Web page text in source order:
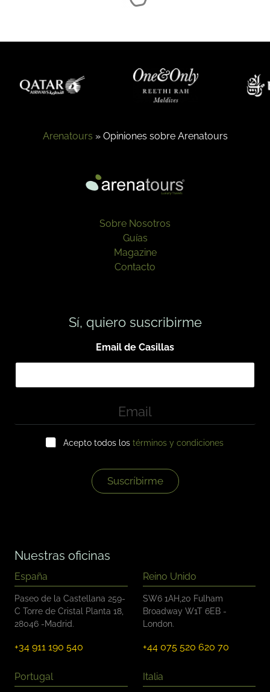
Arenatours » Opiniones sobre Arenatours
Sobre Nosotros
Guías
Magazine
Contacto
Sí, quiero suscribirme
Email de Casillas
a
v
e
r
i
f
i
c
a
i
n
*
Acepto todos los términos y condiciones
Suscríbirme
Nuestras oficinas
España
Paseo de la Castellana 259-
C Torre de Cristal Planta 18,
28046 -Madrid.
+34 911 190 540
Reino Unido
SW6 1AH,20 Fulham
Broadway W1T 6EB -
London.
+44 075 520 620 70
Portugal Italia